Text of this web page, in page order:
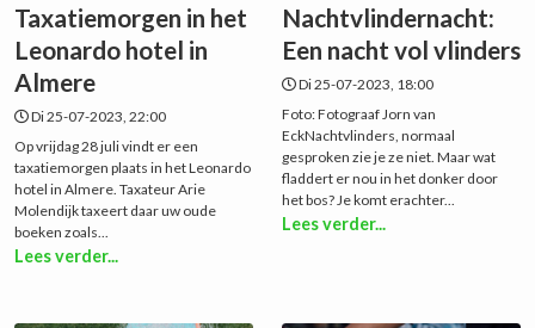
Taxatiemorgen in het
Leonardo hotel in
Almere
Di 25-07-2023, 22:00
Op vrijdag 28 juli vindt er een
taxatiemorgen plaats in het Leonardo
hotel in Almere. Taxateur Arie
Molendijk taxeert daar uw oude
boeken zoals...
Lees verder...
Nachtvlindernacht:
Een nacht vol vlinders
Di 25-07-2023, 18:00
Foto: Fotograaf Jorn van
EckNachtvlinders, normaal
gesproken zie je ze niet. Maar wat
fladdert er nou in het donker door
het bos? Je komt erachter...
Lees verder...